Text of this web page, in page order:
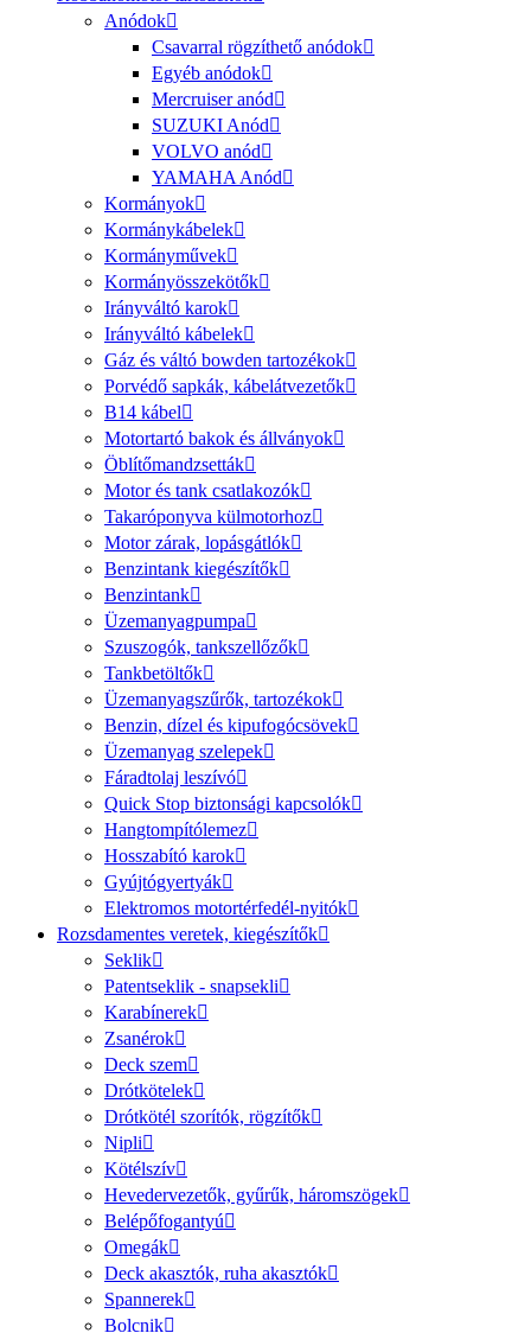
Anódok
Csavarral rögzíthető anódok
Egyéb anódok
Mercruiser anód
SUZUKI Anód
VOLVO anód
YAMAHA Anód
Kormányok
Kormánykábelek
Kormányművek
Kormányösszekötők
Irányváltó karok
Irányváltó kábelek
Gáz és váltó bowden tartozékok
Porvédő sapkák, kábelátvezetők
B14 kábel
Motortartó bakok és állványok
Öblítőmandzsetták
Motor és tank csatlakozók
Takaróponyva külmotorhoz
Motor zárak, lopásgátlók
Benzintank kiegészítők
Benzintank
Üzemanyagpumpa
Szuszogók, tankszellőzők
Tankbetöltők
Üzemanyagszűrők, tartozékok
Benzin, dízel és kipufogócsövek
Üzemanyag szelepek
Fáradtolaj leszívó
Quick Stop biztonsági kapcsolók
Hangtompítólemez
Hosszabító karok
Gyújtógyertyák
Elektromos motortérfedél-nyitók
Rozsdamentes veretek, kiegészítők
Seklik
Patentseklik - snapsekli
Karabínerek
Zsanérok
Deck szem
Drótkötelek
Drótkötél szorítók, rögzítők
Nipli
Kötélszív
Hevedervezetők, gyűrűk, háromszögek
Belépőfogantyú
Omegák
Deck akasztók, ruha akasztók
Spannerek
Bolcnik